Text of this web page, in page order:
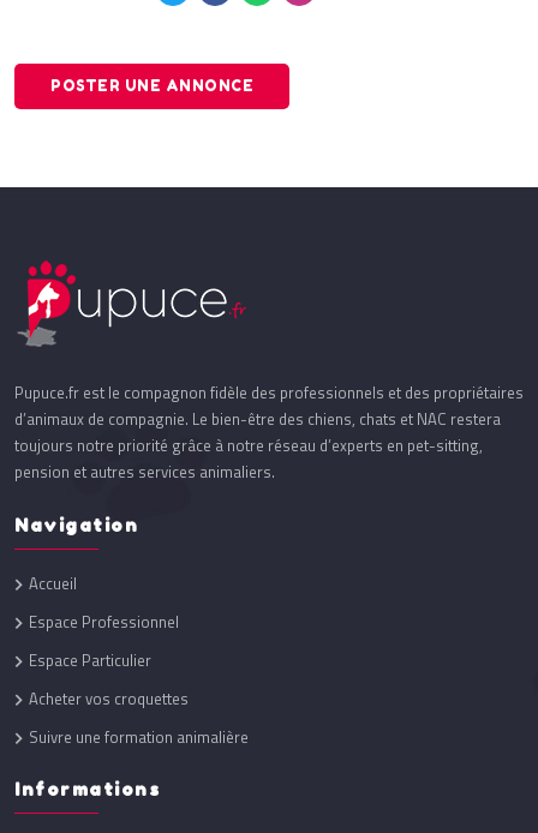
POSTER UNE ANNONCE
Pupuce.fr est le compagnon fidèle des professionnels et des propriétaires
d’animaux de compagnie. Le bien-être des chiens, chats et NAC restera
toujours notre priorité grâce à notre réseau d’experts en pet-sitting,
pension et autres services animaliers.
Navigation
Accueil
Espace Professionnel
Espace Particulier
Acheter vos croquettes
Suivre une formation animalière
Informations